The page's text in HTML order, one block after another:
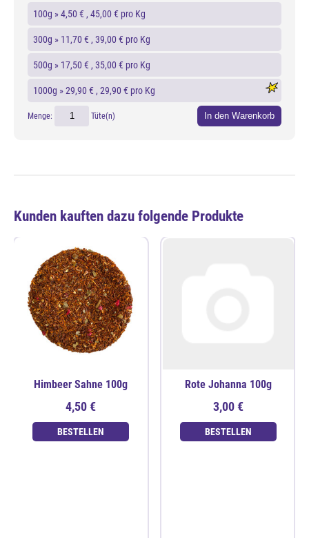
100g »4,50 € , 45,00 € pro Kg
300g » 11,70 € , 39,00 € pro Kg
500g » 17,50 € , 35,00 € pro Kg
1000g »29,90 € , 29,90 € pro Kg
Menge: Tüte(n) In den Warenkorb
Kunden kauften dazu folgende Produkte
Himbeer Sahne 100g
4,50 €
BESTELLEN
Rote Johanna 100g
3,00 €
BESTELLEN